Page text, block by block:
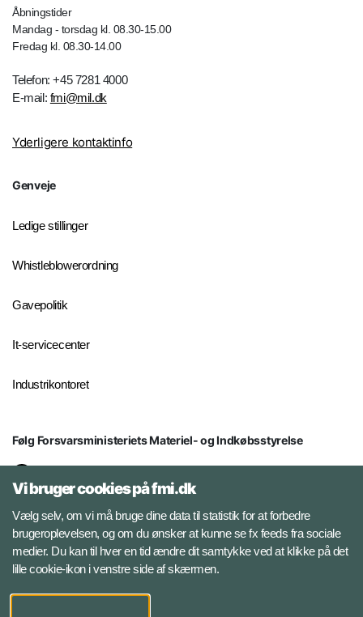
Åbningstider
Mandag - torsdag kl. 08.30-15.00
Fredag kl. 08.30-14.00
Telefon: +45 7281 4000
E-mail: fmi@mil.dk
Yderligere kontaktinfo
Genveje
Ledige stillinger
Whistleblowerordning
Gavepolitik
It-servicecenter
Industrikontoret
Følg Forsvarsministeriets Materiel- og Indkøbsstyrelse
Facebook
Instagram
YouTube
Vi bruger cookies på fmi.dk
Vælg selv, om vi må bruge dine data til statistik for at forbedre
brugeroplevelsen, og om du ønsker at kunne se fx feeds fra sociale
medier. Du kan til hver en tid ændre dit samtykke ved at klikke på det
lille cookie-ikon i venstre side af skærmen.